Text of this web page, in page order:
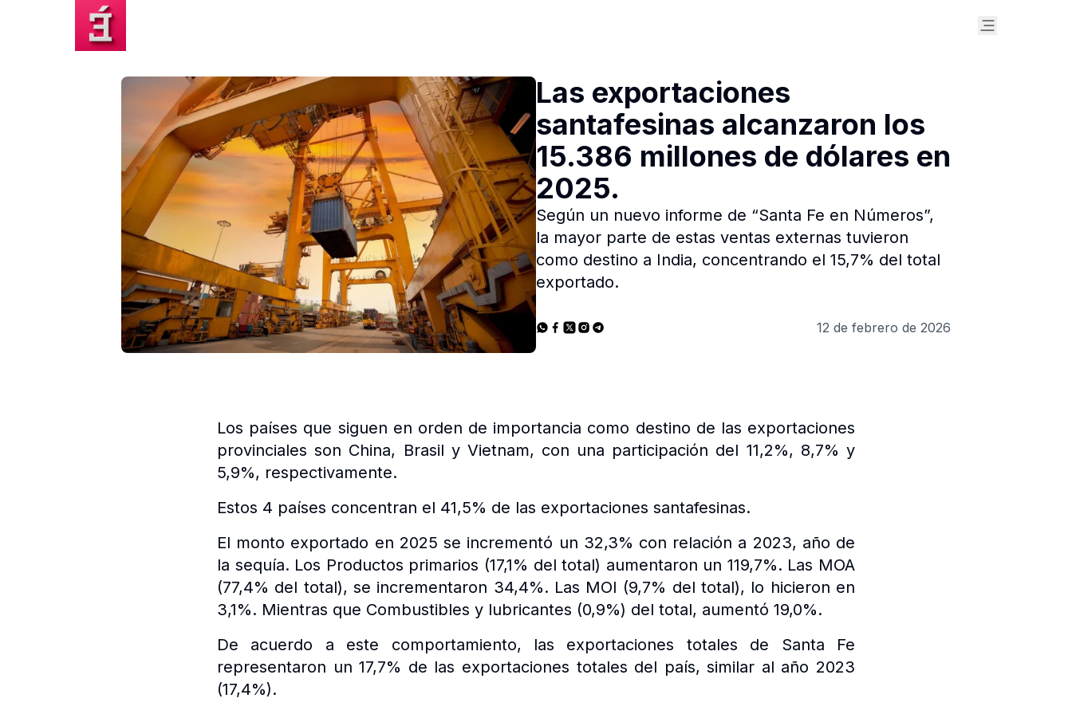
Las exportaciones
santafesinas alcanzaron los
15.386 millones de dólares en
2025.
Según un nuevo informe de “Santa Fe en Números”,
la mayor parte de estas ventas externas tuvieron
como destino a India, concentrando el 15,7% del total
exportado.
12 de febrero de 2026
Los países que siguen en orden de importancia como destino de las exportaciones
provinciales son China, Brasil y Vietnam, con una participación del 11,2%, 8,7% y
5,9%, respectivamente.
Estos 4 países concentran el 41,5% de las exportaciones santafesinas.
El monto exportado en 2025 se incrementó un 32,3% con relación a 2023, año de
la sequía. Los Productos primarios (17,1% del total) aumentaron un 119,7%. Las MOA
(77,4% del total), se incrementaron 34,4%. Las MOI (9,7% del total), lo hicieron en
3,1%. Mientras que Combustibles y lubricantes (0,9%) del total, aumentó 19,0%.
De acuerdo a este comportamiento, las exportaciones totales de Santa Fe
representaron un 17,7% de las exportaciones totales del país, similar al año 2023
(17,4%).